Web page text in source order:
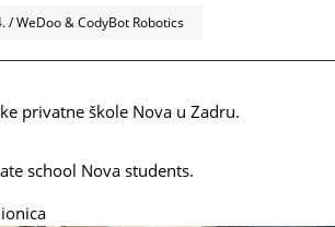
/ WeDoo & CodyBot Robotics
privatne škole Nova u Zadru.
school Nova students.